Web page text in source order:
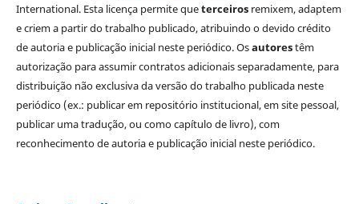
International. Esta licença permite queterceirosremixem, adaptem
e criem a partir do trabalho publicado, atribuindo o devido crédito
de autoria e publicação inicial neste periódico. Osautorestêm
autorização para assumir contratos adicionais separadamente, para
distribuição não exclusiva da versão do trabalho publicada neste
periódico (ex.: publicar em repositório institucional, em site pessoal,
publicar uma tradução, ou como capítulo de livro), com
reconhecimento de autoria e publicação inicial neste periódico.